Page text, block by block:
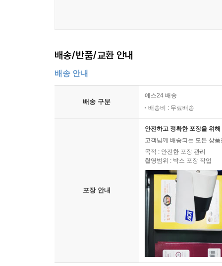
배송/반품/교환 안내
배송 안내
배송 구분
예스24 배송
배송비 : 무료배송
포장 안내
안전하고 정확한 포장을 위
고객님께 배송되는 모든 상
목적 : 안전한 포장 관리
촬영범위 : 박스 포장 작업